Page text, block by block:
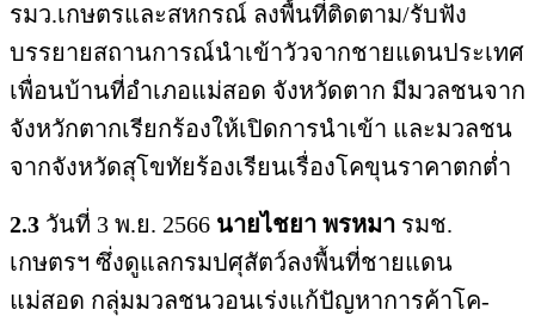
รมว.เกษตรและสหกรณ์ ลงพื้นที่ติดตาม/รับฟัง
บรรยายสถานการณ์นำเข้าวัวจากชายแดนประเทศ
เพื่อนบ้านที่อำเภอแม่สอด จังหวัดตาก มีมวลชนจาก
จังหวักตากเรียกร้องให้เปิดการนำเข้า และมวลชน
จากจังหวัดสุโขทัยร้องเรียนเรื่องโคขุนราคาตกต่ำ
2.3 วันที่ 3 พ.ย. 2566 นายไชยา พรหมา รมช.
เกษตรฯ ซึ่งดูแลกรมปศุสัตว์ลงพื้นที่ชายแดน
แม่สอด กลุ่มมวลชนวอนเร่งแก้ปัญหาการค้าโค-